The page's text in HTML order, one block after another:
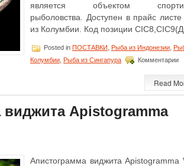
является объектом
рыболовства. Доступен в прайс
из Колумбии. Код позиции
Posted in ПОСТАВКИ Рыба из Индонезии
Колумбии Рыба из Сингапура Комментариик
Read
Apistogramma
Апистограмма виджита Apistogramma